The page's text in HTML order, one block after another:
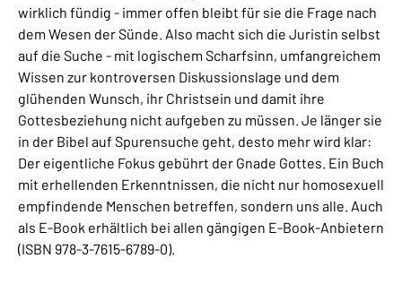
wirklich fündig - immer offen bleibt für sie die Frage nach
dem Wesen der Sünde. Also macht sich die Juristin selbst
auf die Suche - mit logischem Scharfsinn, umfangreichem
Wissen zur kontroversen Diskussionslage und dem
glühenden Wunsch, ihr Christsein und damit ihre
Gottesbeziehung nicht aufgeben zu müssen. Je länger sie
in der Bibel auf Spurensuche geht, desto mehr wird klar:
Der eigentliche Fokus gebührt der Gnade Gottes. Ein Buch
mit erhellenden Erkenntnissen, die nicht nur homosexuell
empfindende Menschen betreffen, sondern uns alle. Auch
als E-Book erhältlich bei allen gängigen E-Book-Anbietern
(ISBN 978-3-7615-6789-0).